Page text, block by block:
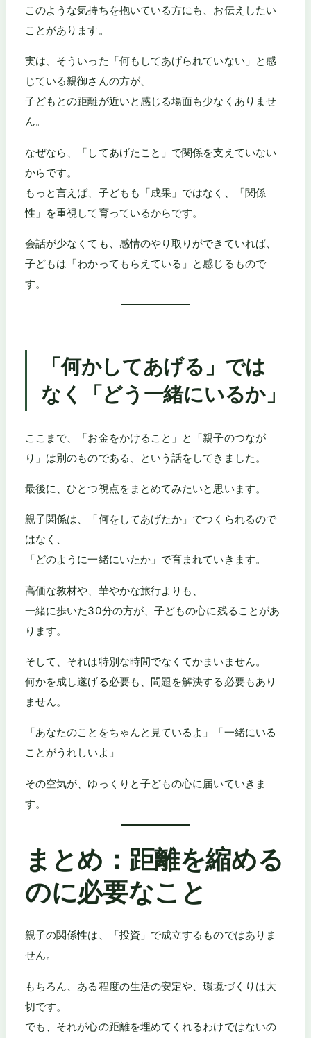
このような気持ちを抱いている方にも、お伝えしたい
ことがあります。
実は、そういった「何もしてあげられていない」と感
じている親御さんの方が、
子どもとの距離が近いと感じる場面も少なくありませ
ん。
なぜなら、「してあげたこと」で関係を支えていない
からです。
もっと言えば、子どもも「成果」ではなく、「関係
性」を重視して育っているからです。
会話が少なくても、感情のやり取りができていれば、
子どもは「わかってもらえている」と感じるもので
す。
「何かしてあげる」では
なく「どう一緒にいるか」
ここまで、「お金をかけること」と「親子のつなが
り」は別のものである、という話をしてきました。
最後に、ひとつ視点をまとめてみたいと思います。
親子関係は、「何をしてあげたか」でつくられるので
はなく、
「どのように一緒にいたか」で育まれていきます。
高価な教材や、華やかな旅行よりも、
一緒に歩いた30分の方が、子どもの心に残ることがあ
ります。
そして、それは特別な時間でなくてかまいません。
何かを成し遂げる必要も、問題を解決する必要もあり
ません。
「あなたのことをちゃんと見ているよ」「一緒にいる
ことがうれしいよ」
その空気が、ゆっくりと子どもの心に届いていきま
す。
まとめ：距離を縮める
のに必要なこと
親子の関係性は、「投資」で成立するものではありま
せん。
もちろん、ある程度の生活の安定や、環境づくりは大
切です。
でも、それが心の距離を埋めてくれるわけではないの